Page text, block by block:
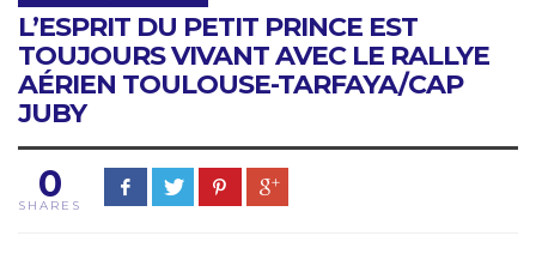
L’ESPRIT DU PETIT PRINCE EST
TOUJOURS VIVANT AVEC LE RALLYE
AÉRIEN TOULOUSE-TARFAYA/CAP
JUBY
0
SHARES